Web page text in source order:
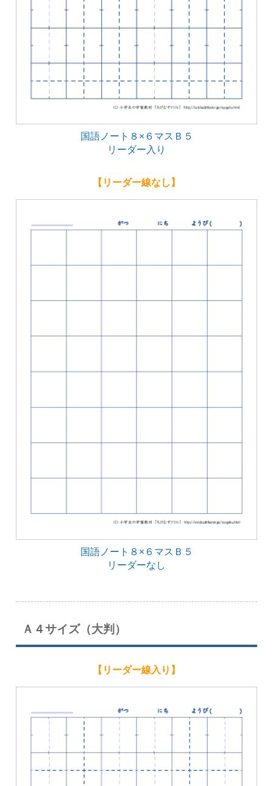
国語ノート８×６マスＢ５
リーダー入り
【リーダー線なし】
国語ノート８×６マスＢ５
リーダーなし
Ａ４サイズ（大判）
【リーダー線入り】